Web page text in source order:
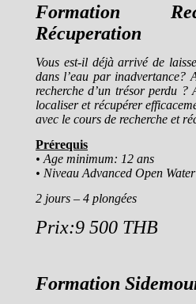
Formation
Récuperation
Vous est-il déjà arrivé de
dans l’eau par inadvertance?
recherche d’un trésor perdu ?
localiser et récupérer
avec le cours de recherche et
Prérequis
• Age minimum: 12 ans
• Niveau Advanced Open
2 jours – 4 plongées
Prix:9 500 THB
Formation